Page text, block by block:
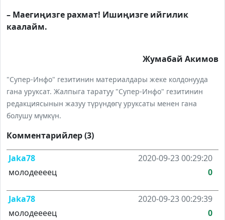
– Маегиңизге рахмат! Ишиңизге ийгилик
каалайм.
Жумабай Акимов
"Супер-Инфо" гезитинин материалдары жеке колдонууда
гана уруксат. Жалпыга таратуу "Супер-Инфо" гезитинин
редакциясынын жазуу түрүндөгү уруксаты менен гана
болушу мүмкүн.
Комментарийлер (3)
Jaka78
2020-09-23 00:29:20
молодеееец
0
Jaka78
2020-09-23 00:29:39
молодеееец
0